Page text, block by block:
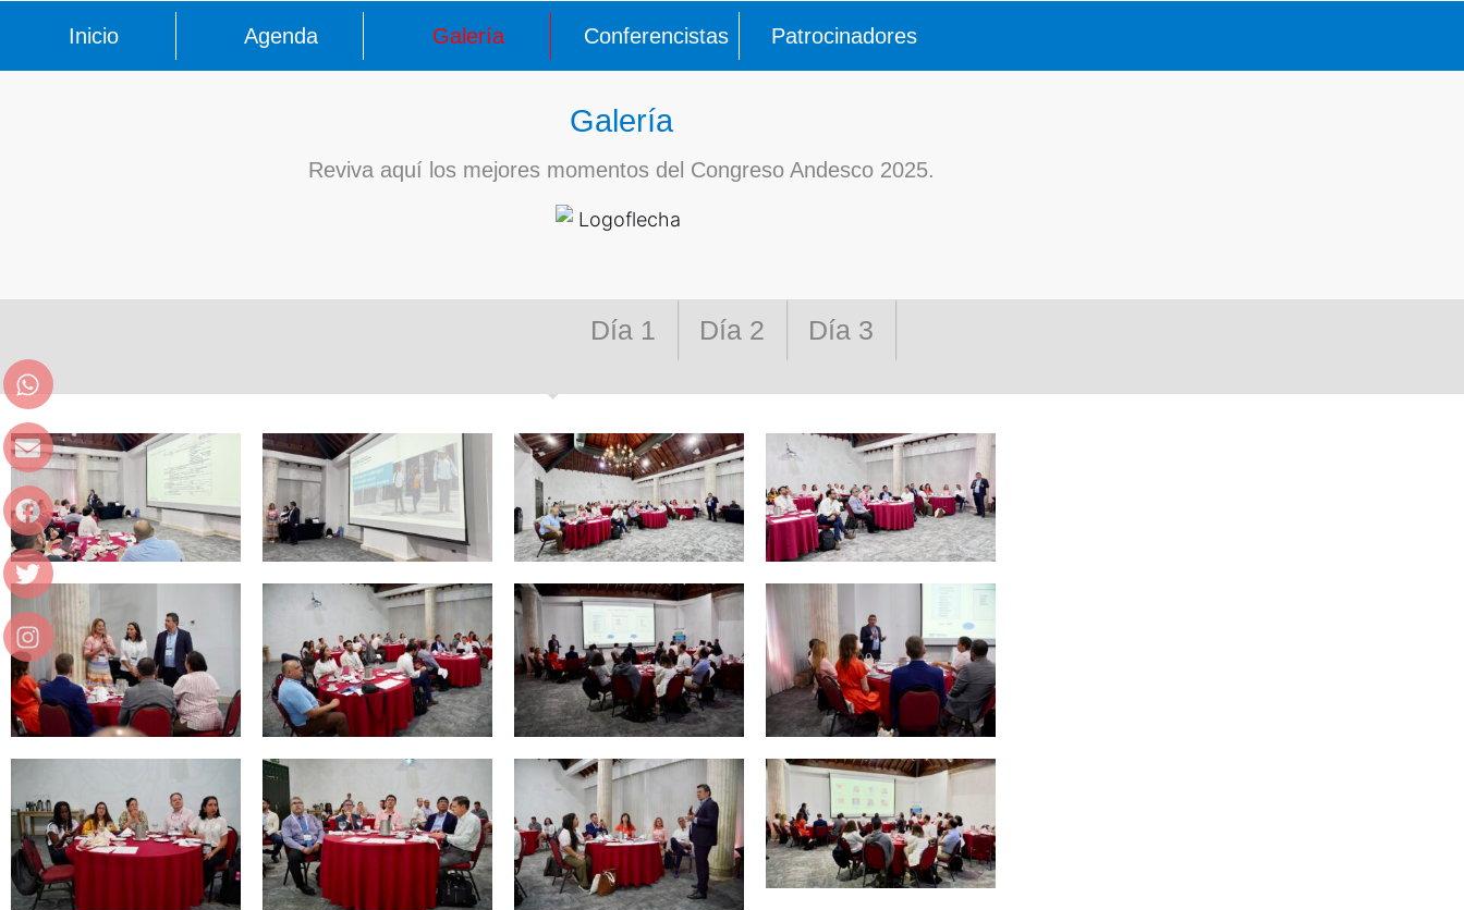
Inicio Agenda Galería Conferencistas Patrocinadores
Galería
Reviva aquí los mejores momentos del Congreso Andesco 2025.
Día 1 Día 2 Día 3